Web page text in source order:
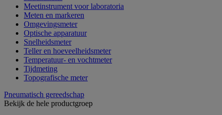
Meetinstrument voor laboratoria
Meten en markeren
Omgevingsmeter
Optische apparatuur
Snelheidsmeter
Teller en hoeveelheidsmeter
Temperatuur- en vochtmeter
Tijdmeting
Topografische meter
Pneumatisch gereedschap
Bekijk de hele productgroep